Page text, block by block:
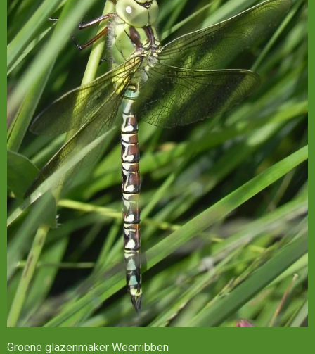
Groene glazenmaker Weerribben